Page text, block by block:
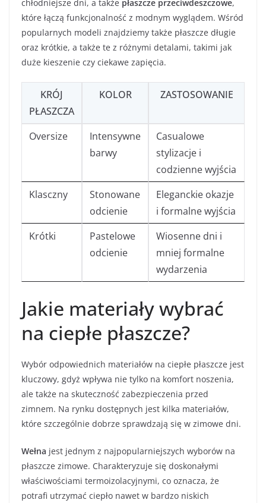
chłodniejsze dni, a także płaszcze przeciwdeszczowe,
które łączą funkcjonalność z modnym wyglądem. Wśród
popularnych modeli znajdziemy także płaszcze długie
oraz krótkie, a także te z różnymi detalami, takimi jak
duże kieszenie czy ciekawe zapięcia.
KRÓJ
PŁASZCZA
KOLOR ZASTOSOWANIE
Oversize
Intensywne
barwy
Casualowe
stylizacje i
codzienne wyjścia
Klasczny
Stonowane
odcienie
Eleganckie okazje
i formalne wyjścia
Krótki
Pastelowe
odcienie
Wiosenne dni i
mniej formalne
wydarzenia
Jakie materiały wybrać
na ciepłe płaszcze?
Wybór odpowiednich materiałów na ciepłe płaszcze jest
kluczowy, gdyż wpływa nie tylko na komfort noszenia,
ale także na skuteczność zabezpieczenia przed
zimnem. Na rynku dostępnych jest kilka materiałów,
które szczególnie dobrze sprawdzają się w zimowe dni.
Wełna jest jednym z najpopularniejszych wyborów na
płaszcze zimowe. Charakteryzuje się doskonałymi
właściwościami termoizolacyjnymi, co oznacza, że
potrafi utrzymać ciepło nawet w bardzo niskich